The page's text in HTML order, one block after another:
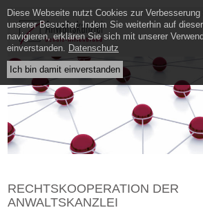
RECHTSKOOPERATION DER
ANWALTSKANZLEI
Diese Webseite nutzt Cookies zur
unserer Besucher. Indem Sie weiterhin auf
navigieren, erklären Sie sich mit unserer
einverstanden. Datenschutz